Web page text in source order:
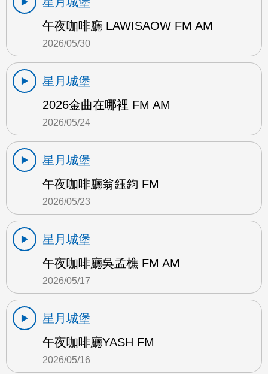
午夜咖啡廳 LAWISAOW FM AM
2026/05/30
星月城堡
2026金曲在哪裡 FM AM
2026/05/24
星月城堡
午夜咖啡廳翁鈺鈞 FM
2026/05/23
星月城堡
午夜咖啡廳吳孟樵 FM AM
2026/05/17
星月城堡
午夜咖啡廳YASH FM
2026/05/16